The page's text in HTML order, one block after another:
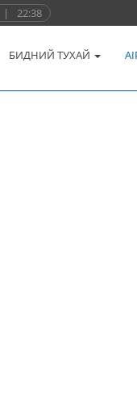
| 22:38
БИДНИЙ ТУХАЙ